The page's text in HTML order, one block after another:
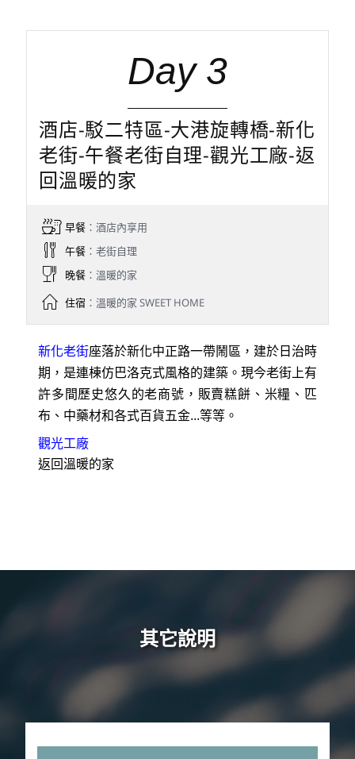
Day 3
酒店-駁二特區-大港旋轉橋-新化
老街-午餐老街自理-觀光工廠-返
回溫暖的家
早餐：酒店內享用
午餐：老街自理
晚餐：溫暖的家
住宿：溫暖的家 SWEET HOME
新化老街座落於新化中正路一帶鬧區，建於日治時
期，是連棟仿巴洛克式風格的建築。現今老街上有
許多間歷史悠久的老商號，販賣糕餅、米糧、匹
布、中藥材和各式百貨五金...等等。
觀光工廠
返回溫暖的家
其它說明